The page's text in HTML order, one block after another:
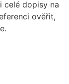
celé dopisy na
ověřit,